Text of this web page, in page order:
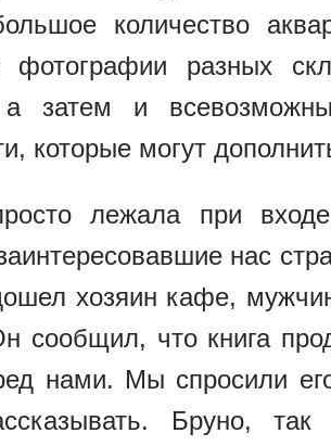
количество
фотографии разных
а затем и
которые могут
лежала при
нас
хозяин кафе,
сообщил, что книга
нами. Мы спросили
Бруно,